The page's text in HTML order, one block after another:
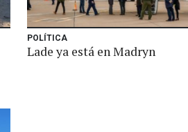
POLÍTICA
Lade ya está en Madryn